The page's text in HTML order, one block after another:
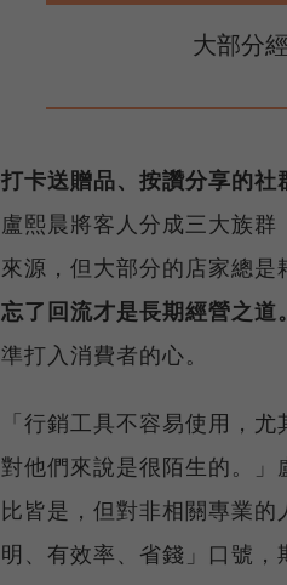
大部分
打卡送贈品、按讚分享的社
盧熙晨將客人分成三大族
來源，但大部分的店家總是
忘了回流才是長期經營之道。
準打入消費者的心。
「行銷工具不容易使用，
對他們來說是很陌生的。
比皆是，但對非相關專業
明、有效率、省錢」口號，